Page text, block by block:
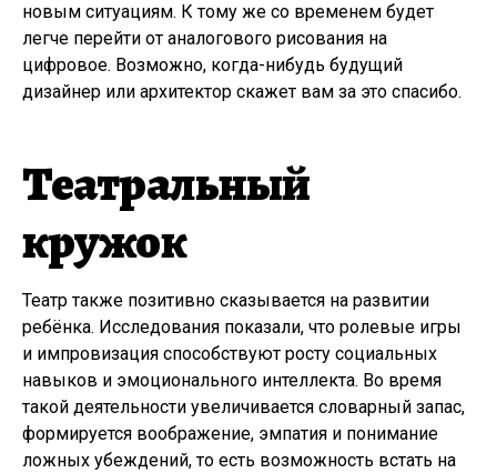
новым ситуациям. К тому же со временем будет
легче перейти от аналогового рисования на
цифровое. Возможно, когда-нибудь будущий
дизайнер или архитектор скажет вам за это спасибо.
Театральный
кружок
Театр также позитивно сказывается на развитии
ребёнка. Исследования показали, что ролевые игры
и импровизация способствуют росту социальных
навыков и эмоционального интеллекта. Во время
такой деятельности увеличивается словарный запас,
формируется воображение, эмпатия и понимание
ложных убеждений, то есть возможность встать на